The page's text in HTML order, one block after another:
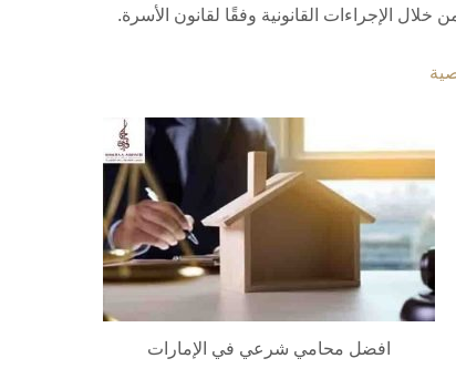
الإجراءات القانونية وفقًا لقانون الأسرة.
افضل محامي شرعي في الإمارات